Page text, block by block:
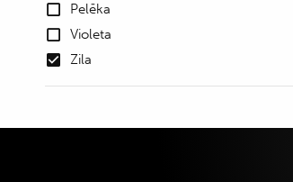
Pelēka
Violeta
Zila